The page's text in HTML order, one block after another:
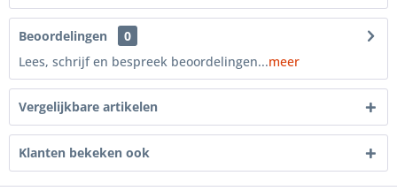
Beoordelingen
0
Lees, schrijf en bespreek beoordelingen...meer
Vergelijkbare artikelen
Klanten bekeken ook